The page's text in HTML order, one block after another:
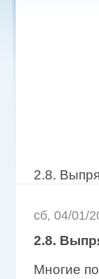
2.8.
сб, 04/01/
2.8.
Многие